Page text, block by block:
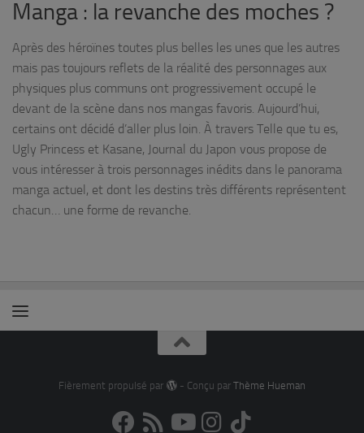
Manga : la revanche des moches ?
Après des héroïnes toutes plus belles les unes que les autres
mais pas toujours reflets de la réalité des personnages aux
physiques plus communs ont progressivement occupé le
devant de la scène dans nos mangas favoris. Aujourd’hui,
certains ont décidé d’aller plus loin. À travers Telle que tu es,
Ugly Princess et Kasane, Journal du Japon vous propose de
vous intéresser à trois personnages inédits dans le panorama
manga actuel, et dont les destins très différents représentent
chacun… une forme de revanche.
Fièrement propulsé par - Conçu par Thème Hueman